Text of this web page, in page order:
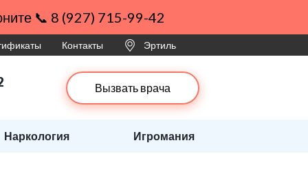
📞 8 (927) 715-99-42
Контакты Эртиль
Вызвать врача
Наркология Игромания